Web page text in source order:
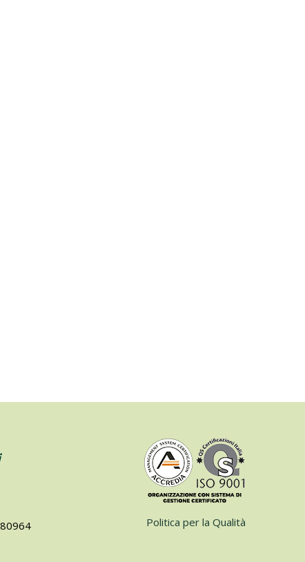
Politica per la Qualità